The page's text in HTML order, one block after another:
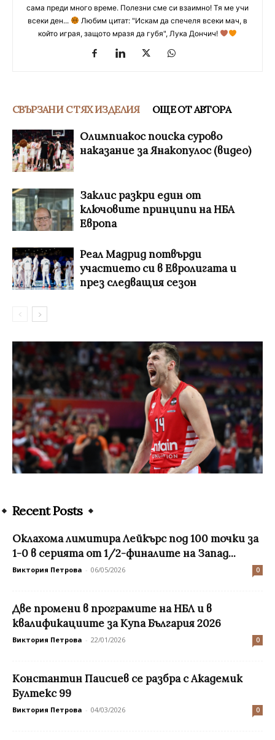
сама преди много време. Полезни сме си взаимно! Тя ме учи
всеки ден...
Любим цитат: "Искам да спечеля всеки мач, в
който играя, защото мразя да губя", Лука Дончич!
СВЪРЗАНИ С ТЯХ ИЗДЕЛИЯ ОЩЕ ОТ АВТОРА
Олимпиакос поиска сурово
наказание за Янакопулос (видео)
Заклис разкри един от
ключовите принципи на НБА
Европа
Реал Мадрид потвърди
участието си в Евролигата и
през следващия сезон
Recent Posts
Оклахома лимитира Лейкърс под 100 точки за
1-0 в серията от 1/2-финалите на Запад...
Виктория Петрова - 06/05/2026 0
Две промени в програмите на НБЛ и в
квалификациите за Купа България 2026
Виктория Петрова - 22/01/2026 0
Константин Паисиев се разбра с Академик
Бултекс 99
Виктория Петрова - 04/03/2026 0